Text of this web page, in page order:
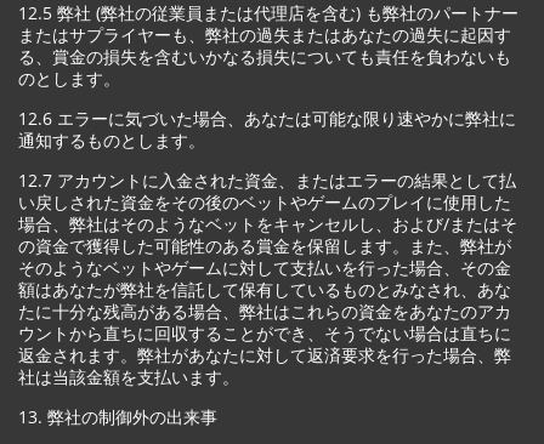
12.5 弊社 (弊社の従業員または代理店を含む) も弊社のパートナー
またはサプライヤーも、弊社の過失またはあなたの過失に起因す
る、賞金の損失を含むいかなる損失についても責任を負わないも
のとします。
12.6 エラーに気づいた場合、あなたは可能な限り速やかに弊社に
通知するものとします。
12.7 アカウントに入金された資金、またはエラーの結果として払
い戻しされた資金をその後のベットやゲームのプレイに使用した
場合、弊社はそのようなベットをキャンセルし、および/またはそ
の資金で獲得した可能性のある賞金を保留します。また、弊社が
そのようなベットやゲームに対して支払いを行った場合、その金
額はあなたが弊社を信託して保有しているものとみなされ、あな
たに十分な残高がある場合、弊社はこれらの資金をあなたのアカ
ウントから直ちに回収することができ、そうでない場合は直ちに
返金されます。弊社があなたに対して返済要求を行った場合、弊
社は当該金額を支払います。
13. 弊社の制御外の出来事